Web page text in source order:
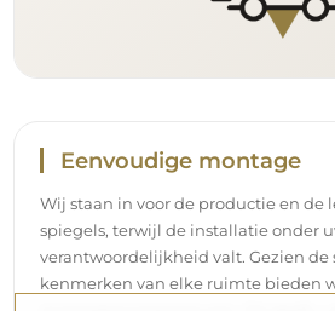
Reiniging en onderhoud